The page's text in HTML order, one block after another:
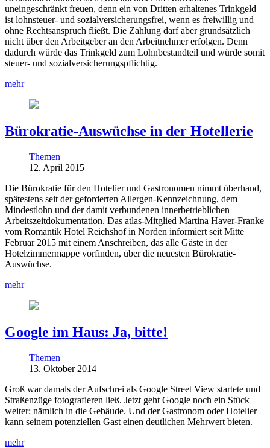
uneingeschränkt freuen, denn ein von Dritten erhaltenes Trinkgeld
ist lohnsteuer- und sozialversicherungsfrei, wenn es freiwillig und
ohne Rechtsanspruch fließt. Die Zahlung darf aber grundsätzlich
nicht über den Arbeitgeber an den Arbeitnehmer erfolgen. Denn
dadurch würde das Trinkgeld zum Lohnbestandteil und würde somit
steuer- und sozialversicherungspflichtig.
mehr
Bürokratie-Auswüchse in der Hotellerie
Themen
12. April 2015
Die Bürokratie für den Hotelier und Gastronomen nimmt überhand,
spätestens seit der geforderten Allergen-Kennzeichnung, dem
Mindestlohn und der damit verbundenen innerbetrieblichen
Arbeitszeitdokumentation. Das atlas-Mitglied Martina Haver-Franke
vom Romantik Hotel Reichshof in Norden informiert seit Mitte
Februar 2015 mit einem Anschreiben, das alle Gäste in der
Hotelzimmermappe vorfinden, über die neuesten Bürokratie-
Auswüchse.
mehr
Google im Haus: Ja, bitte!
Themen
13. Oktober 2014
Groß war damals der Aufschrei als Google Street View startete und
Straßenzüge fotografieren ließ. Jetzt geht Google noch ein Stück
weiter: nämlich in die Gebäude. Und der Gastronom oder Hotelier
kann seinem potenziellen Gast einen deutlichen Mehrwert bieten.
mehr